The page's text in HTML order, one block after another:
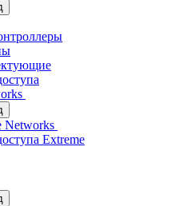
Networks
Extreme